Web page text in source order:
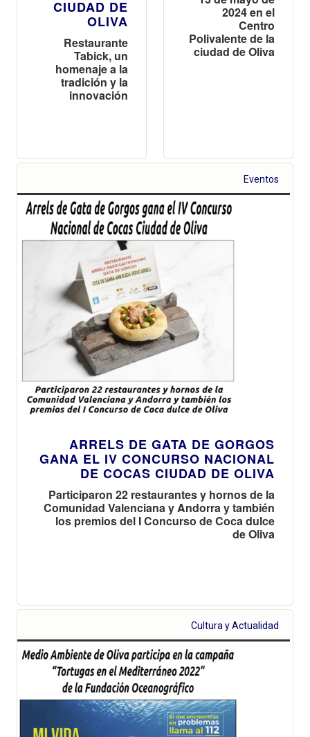
CIUDAD DE
OLIVA
Restaurante
Tabick, un
homenaje a la
tradición y la
innovación
2024 en el
Centro
Polivalente de la
ciudad de Oliva
Eventos
ARRELS DE GATA DE GORGOS
GANA EL IV CONCURSO NACIONAL
DE COCAS CIUDAD DE OLIVA
Participaron 22 restaurantes y hornos de la
Comunidad Valenciana y Andorra y también
los premios del I Concurso de Coca dulce
de Oliva
Cultura y Actualidad